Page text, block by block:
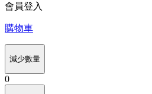
會員登入
購物車
減少數量
0